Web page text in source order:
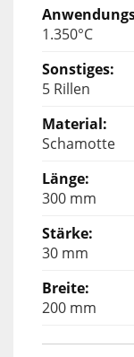
1.350°C
5 Rillen
Schamotte
300 mm
30 mm
200 mm